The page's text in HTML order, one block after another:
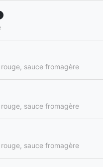
sauce fromagère
sauce fromagère
sauce fromagère